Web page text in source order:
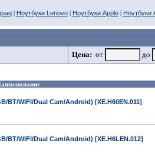
| Ноутбуки Lenovo| Ноутбуки Apple| Ноутбуки
Цена: от до
BT/WIFI/Dual Cam/Android) [XE.H60EN.011]
BT/WIFI/Dual Cam/Android) [XE.H6LEN.012]